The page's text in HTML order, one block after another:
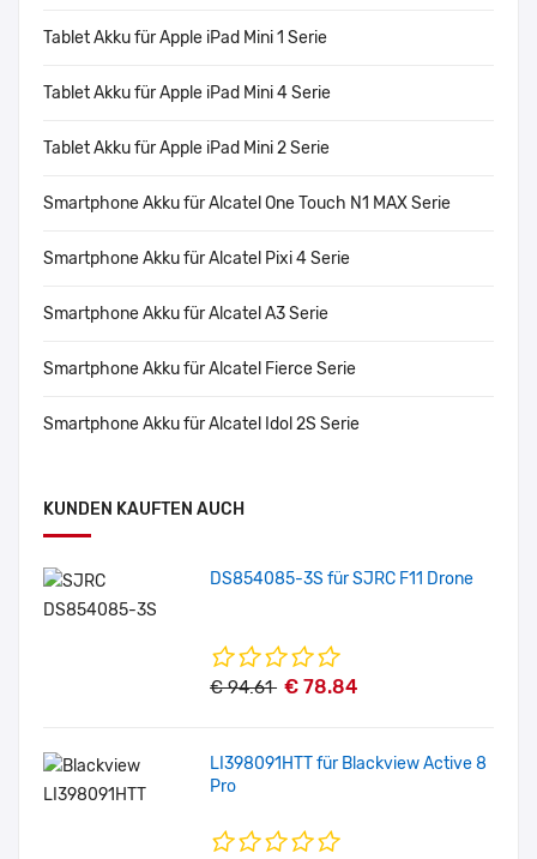
Tablet Akku für Apple iPad Mini 1 Serie
Tablet Akku für Apple iPad Mini 4 Serie
Tablet Akku für Apple iPad Mini 2 Serie
Smartphone Akku für Alcatel One Touch N1 MAX Serie
Smartphone Akku für Alcatel Pixi 4 Serie
Smartphone Akku für Alcatel A3 Serie
Smartphone Akku für Alcatel Fierce Serie
Smartphone Akku für Alcatel Idol 2S Serie
KUNDEN KAUFTEN AUCH
DS854085-3S für SJRC F11 Drone
€ 94.61 € 78.84
LI398091HTT für Blackview Active 8
Pro